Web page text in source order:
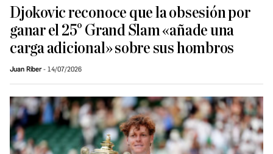
Djokovic reconoce que la obsesión por
ganar el 25° Grand Slam «añade una
carga adicional» sobre sus hombros
Juan Riber 14/07/2026